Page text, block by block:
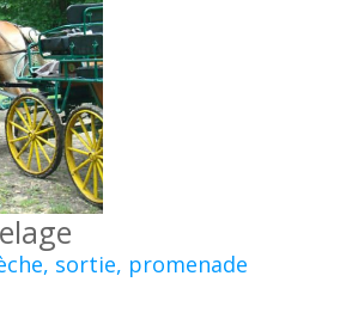
sortie, promenade